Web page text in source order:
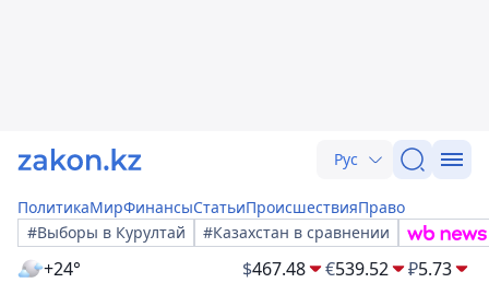
Рус
ПолитикаМирФинансыСтатьиПроисшествияПраво
#Выборы в Курултай
#Казахстан в сравнении
+24° $467.48 €539.52 ₽5.73